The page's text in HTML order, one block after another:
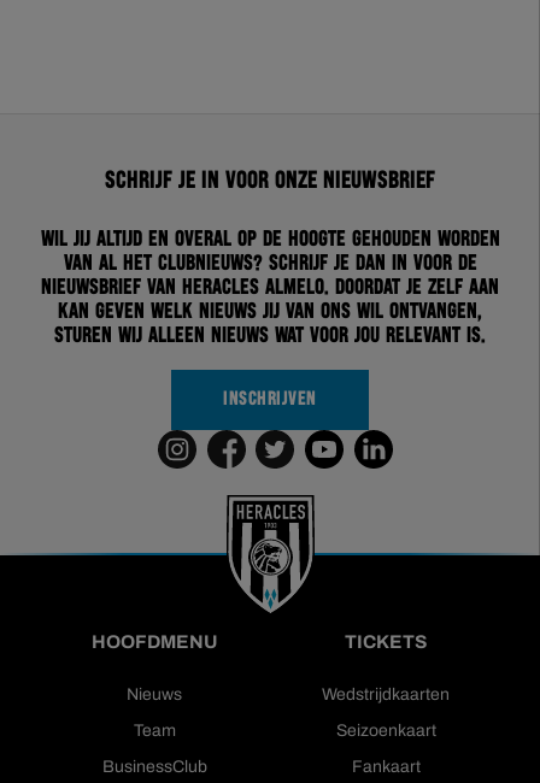
Schrijf je in voor onze nieuwsbrief
Wil jij altijd en overal op de hoogte gehouden worden
van al het clubnieuws? Schrijf je dan in voor de
nieuwsbrief van Heracles Almelo. Doordat je zelf aan
kan geven welk nieuws jij van ons wil ontvangen,
sturen wij alleen nieuws wat voor jou relevant is.
INSCHRIJVEN
HOOFDMENU
Nieuws
Team
BusinessClub
TICKETS
Wedstrijdkaarten
Seizoenkaart
Fankaart